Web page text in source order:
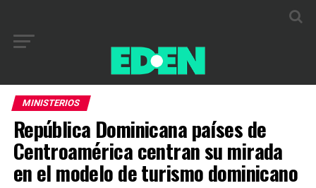
MINISTERIOS
República Dominicana países de
Centroamérica centran su mirada
en el modelo de turismo dominicano